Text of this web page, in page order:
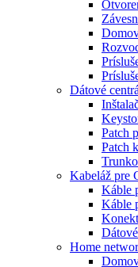
Dátové centrá
Patch
Patch
Kabeláž pre
Káble
Káble
Home